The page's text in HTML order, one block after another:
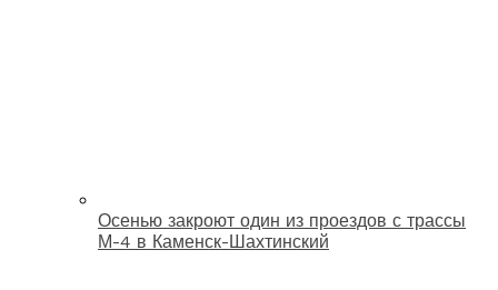
Осенью закроют один из проездов с трассы
М-4 в Каменск-Шахтинский